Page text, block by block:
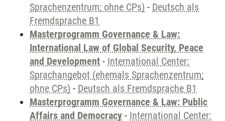
Sprachenzentrum; ohne CPs) - Deutsch als
Fremdsprache B1
Masterprogramm Governance & Law:
International Law of Global Security, Peace
and Development - International Center:
Sprachangebot (ehemals Sprachenzentrum;
ohne CPs) - Deutsch als Fremdsprache B1
Masterprogramm Governance & Law: Public
Affairs and Democracy - International Center: